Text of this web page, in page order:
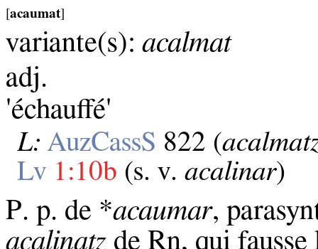
[acaumat]
variante(s): acalmat
adj.
'échauffé'
L: AuzCassS 822 (
Lv 1:10b (s. v.acalinar)
P. p. de *acaumar,
acalinatz de Rn, qui